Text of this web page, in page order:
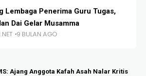
Lembaga Penerima Guru Tugas,
Dai Gelar Musamma
9 BULAN AGO
Ajang Anggota Kafah Asah Nalar Kritis